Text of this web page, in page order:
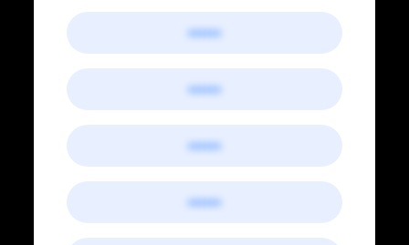
••••••
••••••
••••••
••••••